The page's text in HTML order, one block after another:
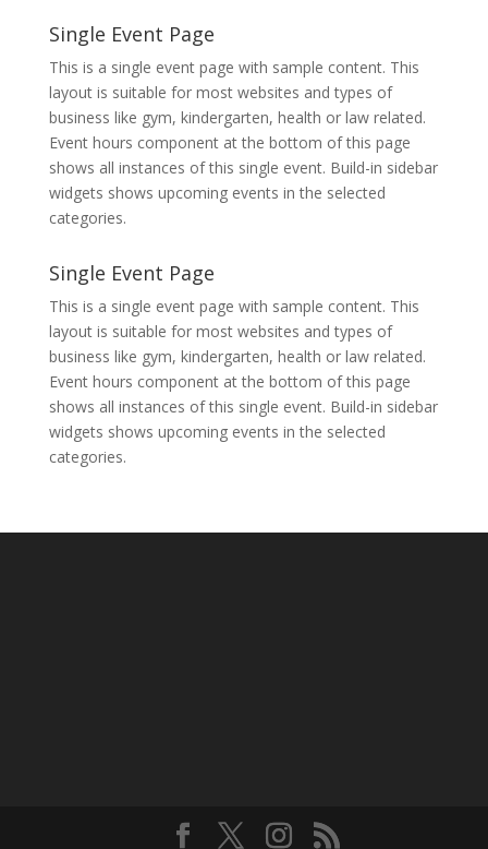
Single Event Page
This is a single event page with sample content. This
layout is suitable for most websites and types of
business like gym, kindergarten, health or law related.
Event hours component at the bottom of this page
shows all instances of this single event. Build-in sidebar
widgets shows upcoming events in the selected
categories.
Single Event Page
This is a single event page with sample content. This
layout is suitable for most websites and types of
business like gym, kindergarten, health or law related.
Event hours component at the bottom of this page
shows all instances of this single event. Build-in sidebar
widgets shows upcoming events in the selected
categories.